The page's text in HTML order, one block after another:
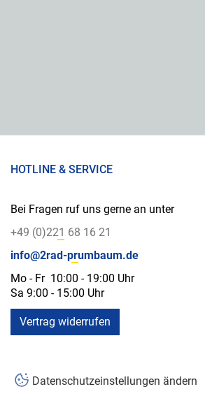
HOTLINE & SERVICE
Bei Fragen ruf uns gerne an unter
+49 (0)221 68 16 21
info@2rad-prumbaum.de
Mo - Fr 10:00 - 19:00 Uhr
Sa 9:00 - 15:00 Uhr
Vertrag widerrufen
Datenschutzeinstellungen ändern